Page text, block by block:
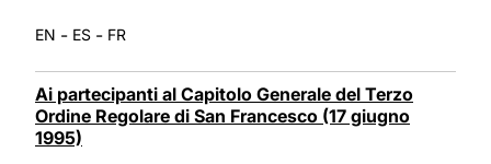
EN - ES - FR
Ai partecipanti al Capitolo Generale del Terzo
Ordine Regolare di San Francesco (17 giugno
1995)